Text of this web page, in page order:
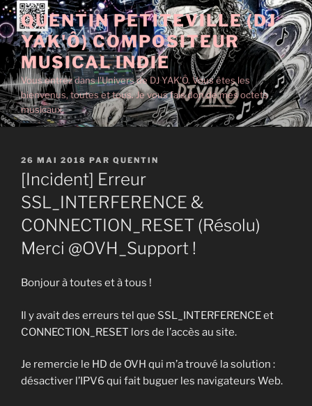
Aller
au
contenu
principal
QUENTIN PETITEVILLE (DJ
YAK'Ô) COMPOSITEUR
MUSICAL INDIE
Vous entrez dans l'Univers de DJ YAK'Ô. Vous êtes les
bienvenus, toutes et tous. Je vous fais don de mes octets
musicaux.
PUBLIÉ
LE
26 MAI 2018 PAR QUENTIN
[Incident] Erreur
SSL_INTERFERENCE &
CONNECTION_RESET (Résolu)
Merci @OVH_Support !
Bonjour à toutes et à tous !
Il y avait des erreurs tel que SSL_INTERFERENCE et
CONNECTION_RESET lors de l’accès au site.
Je remercie le HD de OVH qui m’a trouvé la solution :
désactiver l’IPV6 qui fait buguer les navigateurs Web.